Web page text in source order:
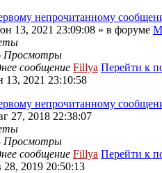
непрочитанному
13, 2021 23:09:08 » в форуме
Просмотры
сообщение Fillya Перейти к
2021 23:10:58
непрочитанному
27, 2018 22:38:07
Просмотры
сообщение Fillya Перейти к
2019 20:50:13